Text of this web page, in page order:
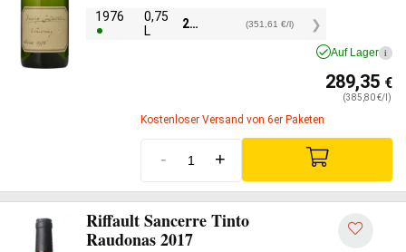
1976
0,75
L
263,70 (351,61 €/l)
Auf Lager i
289,35 €
(385,80 €/l)
Kostenloser Versand von 6er Paketen
- +
Riffault Sancerre Tinto
Raudonas 2017